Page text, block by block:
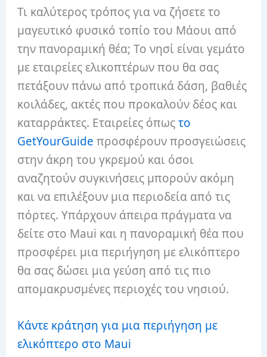
Τι καλύτερος τρόπος για να ζήσετε το
μαγευτικό φυσικό τοπίο του Μάουι από
την πανοραμική θέα; Το νησί είναι γεμάτο
με εταιρείες ελικοπτέρων που θα σας
πετάξουν πάνω από τροπικά δάση, βαθιές
κοιλάδες, ακτές που προκαλούν δέος και
καταρράκτες. Εταιρείες όπωςτο
GetYourGuide προσφέρουν προσγειώσεις
στην άκρη του γκρεμού και όσοι
αναζητούν συγκινήσεις μπορούν ακόμη
και να επιλέξουν μια περιοδεία από τις
πόρτες. Υπάρχουν άπειρα πράγματα να
δείτε στο Maui και η πανοραμική θέα που
προσφέρει μια περιήγηση με ελικόπτερο
θα σας δώσει μια γεύση από τις πιο
απομακρυσμένες περιοχές του νησιού.
Κάντε κράτηση για μια περιήγηση με
ελικόπτερο στο Maui